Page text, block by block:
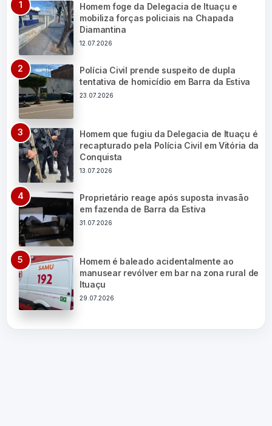
Homem foge da Delegacia de Ituaçu e
mobiliza forças policiais na Chapada
Diamantina
12.07.2026
Polícia Civil prende suspeito de dupla
tentativa de homicídio em Barra da Estiva
23.07.2026
Homem que fugiu da Delegacia de Ituaçu é
recapturado pela Polícia Civil em Vitória da
Conquista
13.07.2026
Proprietário reage após suposta invasão
em fazenda de Barra da Estiva
31.07.2026
Homem é baleado acidentalmente ao
manusear revólver em bar na zona rural de
Ituaçu
29.07.2026